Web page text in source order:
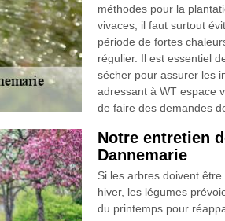
méthodes pour la
vivaces, il faut surtout
période de fortes
régulier. Il est essentiel
sécher pour assurer les
adressant à WT espace
de faire des demandes
Notre entretien
Dannemarie
Si les arbres doivent
hiver, les légumes
du printemps pour